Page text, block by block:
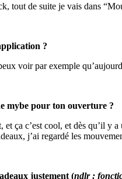
tout de suite je vais dans
?
voir par exemple
mybe pour ton ouverture ?
ça c’est cool, et dès qu’il y
j’ai regardé les
justement (ndlr :